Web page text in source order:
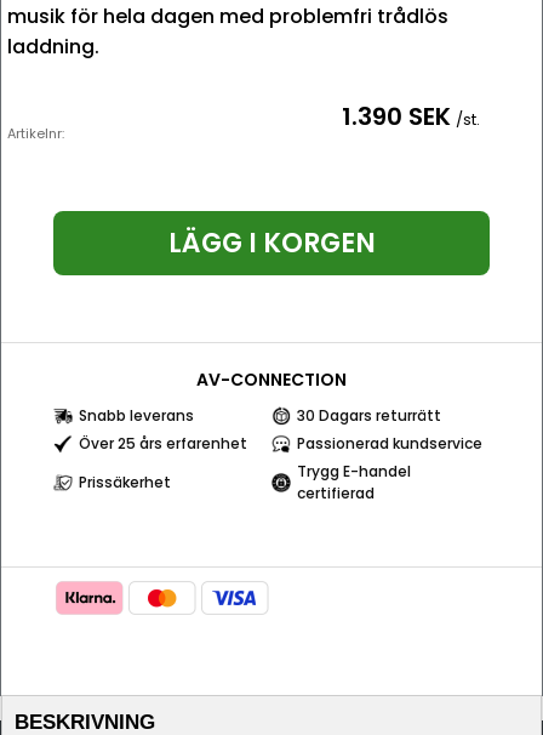
musik för hela dagen med problemfri trådlös
laddning.
Artikelnr: 1.390 SEK /st.
LÄGG I KORGEN
AV-CONNECTION
Snabb leverans
30 Dagars returrätt
Över 25 års erfarenhet
Passionerad kundservice
Prissäkerhet
Trygg E-handel
certifierad
BESKRIVNING